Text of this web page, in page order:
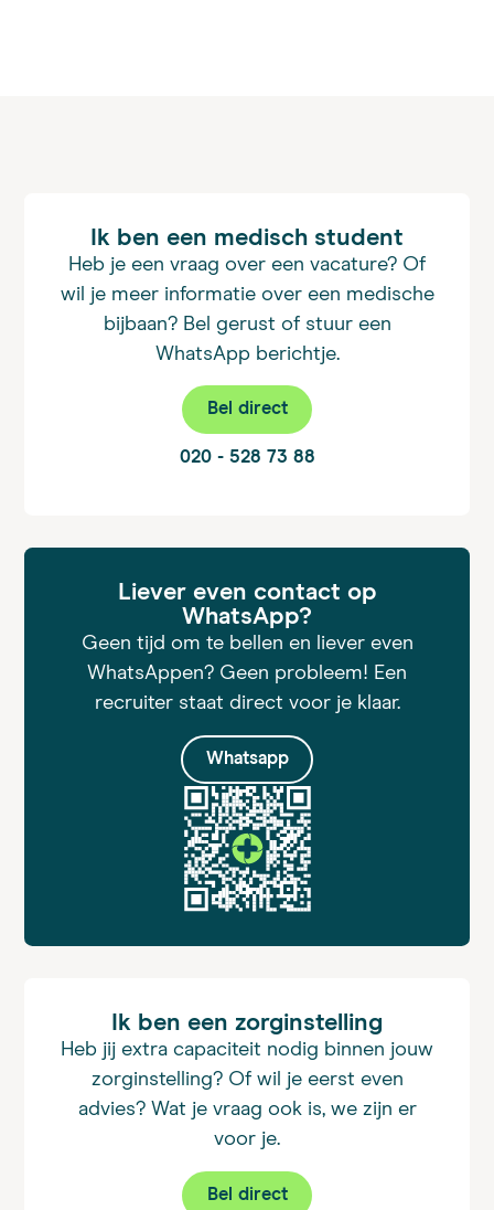
Ik ben een medisch student
Heb je een vraag over een vacature? Of
wil je meer informatie over een medische
bijbaan? Bel gerust of stuur een
WhatsApp berichtje.
Bel direct
020 - 528 73 88
Liever even contact op
WhatsApp?
Geen tijd om te bellen en liever even
WhatsAppen? Geen probleem! Een
recruiter staat direct voor je klaar.
Whatsapp
Ik ben een zorginstelling
Heb jij extra capaciteit nodig binnen jouw
zorginstelling? Of wil je eerst even
advies? Wat je vraag ook is, we zijn er
voor je.
Bel direct